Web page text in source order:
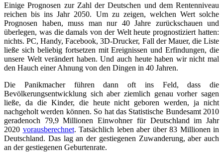
Einige Prognosen zur Zahl der Deutschen und dem Rentenniveau
reichen bis ins Jahr 2050. Um zu zeigen, welchen Wert solche
Prognosen haben, muss man nur 40 Jahre zurückschauen und
überlegen, was die damals von der Welt heute prognostiziert hatten:
nichts. PC, Handy, Facebook, 3D-Drucker, Fall der Mauer, die Liste
ließe sich beliebig fortsetzen mit Ereignissen und Erfindungen, die
unsere Welt verändert haben. Und auch heute haben wir nicht mal
den Hauch einer Ahnung von den Dingen in 40 Jahren.
Die Panikmacher führen dann oft ins Feld, dass die
Bevölkerungsentwicklung sich aber ziemlich genau vorher sagen
ließe, da die Kinder, die heute nicht geboren werden, ja nicht
nachgeholt werden können. So hat das Statistische Bundesamt 2010
geradenoch 79,9 Millionen Einwohner für Deutschland im Jahr
2020 vorausberechnet. Tatsächlich leben aber über 83 Millionen in
Deutschland. Das lag an der gestiegenen Zuwanderung, aber auch
an der gestiegenen Geburtenrate.